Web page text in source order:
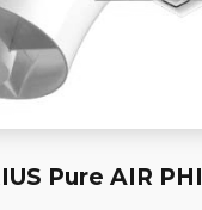
Pure AIR PHI